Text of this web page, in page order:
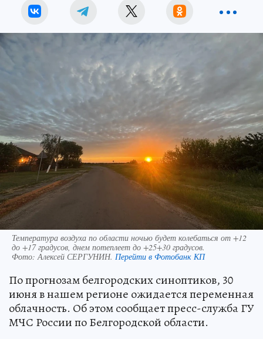
Температура воздуха по области ночью будет колебаться от +12
до +17 градусов, днем потеплеет до +25+30 градусов.
Фото: Алексей СЕРГУНИН. Перейти в Фотобанк КП
По прогнозам белгородских синоптиков, 30
июня в нашем регионе ожидается переменная
облачность. Об этом сообщает пресс-служба ГУ
МЧС России по Белгородской области.